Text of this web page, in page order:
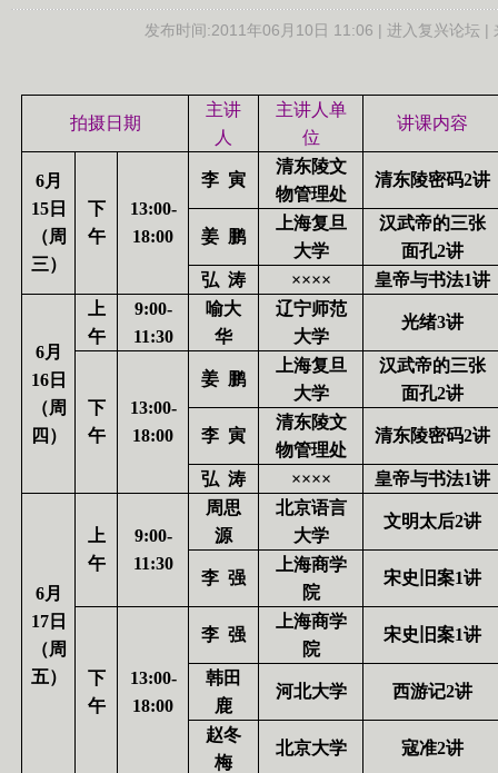
发布时间:2011年06月10日 11:06 | 进入复兴论坛|
拍摄日期
主讲
人
主讲人单
位
讲课内容
6月
15日
（周
三）
下
午
13:00-
18:00
李 寅
清东陵文
物管理处
清东陵密码2讲
姜 鹏
上海复旦
大学
汉武帝的三张
面孔2讲
弘 涛 ×××× 皇帝与书法1讲
6月
16日
（周
四）
上
午
9:00-
11:30
喻大
华
辽宁师范
大学
光绪3讲
下
午
13:00-
18:00
姜 鹏
上海复旦
大学
汉武帝的三张
面孔2讲
李 寅
清东陵文
物管理处
清东陵密码2讲
弘 涛 ×××× 皇帝与书法1讲
6月
17日
（周
五）
上
午
9:00-
11:30
周思
源
北京语言
大学
文明太后2讲
李 强
上海商学
院
宋史旧案1讲
下
午
13:00-
18:00
李 强
上海商学
院
宋史旧案1讲
韩田
鹿
河北大学 西游记2讲
赵冬
梅
北京大学 寇准2讲